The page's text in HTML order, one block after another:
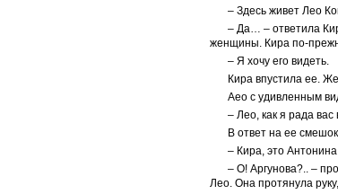
– Здесь живет Лео
– Да… – ответила
женщины. Кира по-
– Я хочу его видеть.
Кира впустила ее.
Аео с удивленным
– Лео, как я рада
В ответ на ее
– Кира, это
– О! Аргунова?.. –
Лео. Она протянула